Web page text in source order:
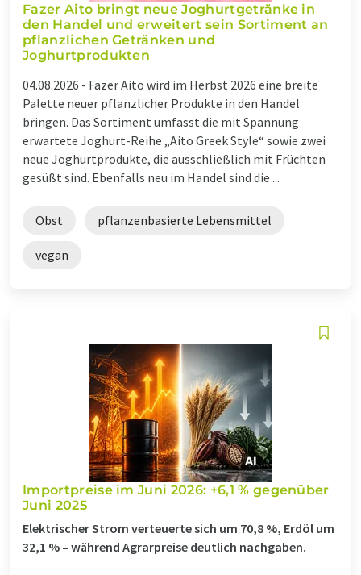
Fazer Aito bringt neue Joghurtgetränke in
den Handel und erweitert sein Sortiment an
pflanzlichen Getränken und
Joghurtprodukten
04.08.2026 - Fazer Aito wird im Herbst 2026 eine breite
Palette neuer pflanzlicher Produkte in den Handel
bringen. Das Sortiment umfasst die mit Spannung
erwartete Joghurt-Reihe „Aito Greek Style“ sowie zwei
neue Joghurtprodukte, die ausschließlich mit Früchten
gesüßt sind. Ebenfalls neu im Handel sind die ...
Obst pflanzenbasierte Lebensmittel
vegan
Importpreise im Juni 2026: +6,1 % gegenüber
Juni 2025
Elektrischer Strom verteuerte sich um 70,8 %, Erdöl um
32,1 % – während Agrarpreise deutlich nachgaben.